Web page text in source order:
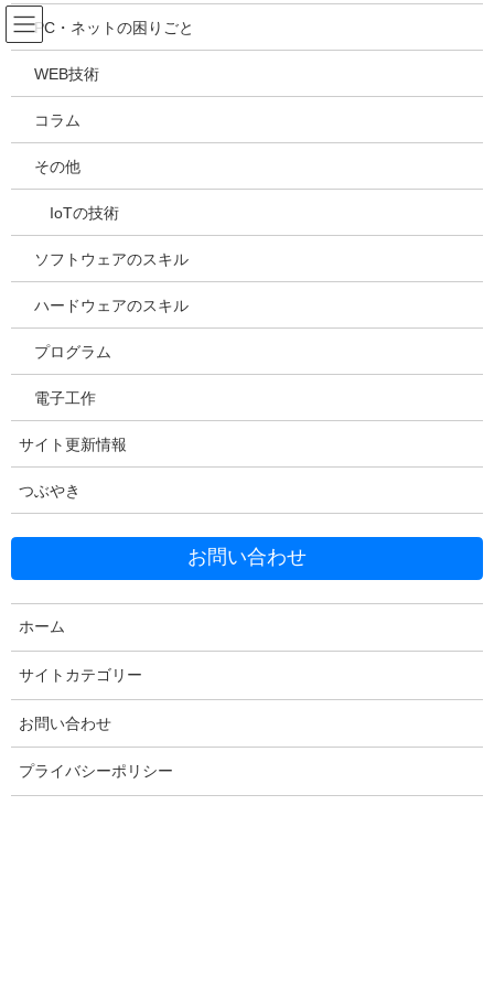
コ
ン
テ
ツ
ス
ッ
ナ
ビ
ゲ
シ
ン
移
吉川万能ＩＴ研究所
メディア
HOME
2021年4月23日
20210423183210
X
Threads Hatena LINE
Copy
コメントを残す
PC・ネットの困りごと
WEB技術
コラム
その他
IoTの技術
ソフトウェアのスキル
ハードウェアのスキル
プログラム
電子工作
サイト更新情報
つぶやき
お問い合わせ
ホーム
サイトカテゴリー
お問い合わせ
プライバシーポリシー